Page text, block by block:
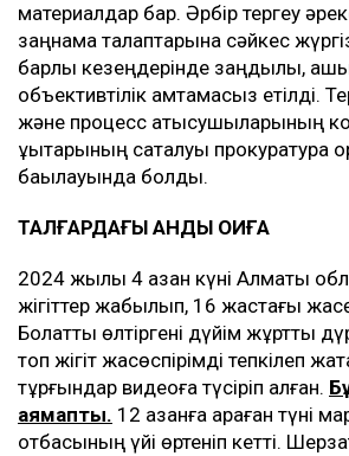
материалдар бар. Әрбір тергеу
заңнама талаптарына сәйкес
барлық кезеңдерінде заңдылық,
объективтілік қамтамасыз етілді.
және процесс қатысушыларының
құқықтарының сақталуы
бақылауында болды.
ТАЛҒАРДАҒЫ ҚАНДЫ ОҚИҒА
2024 жылы 4 қазан күні Алматы
жігіттер жабылып, 16 жастағы
Болатты өлтіргені дүйім жұртты дүр
топ жігіт жасөспірімді тепкілеп
тұрғындар видеоға түсіріп алған.
аямапты. 12 қазанға қараған түні
отбасының үйі өртеніп кетті.